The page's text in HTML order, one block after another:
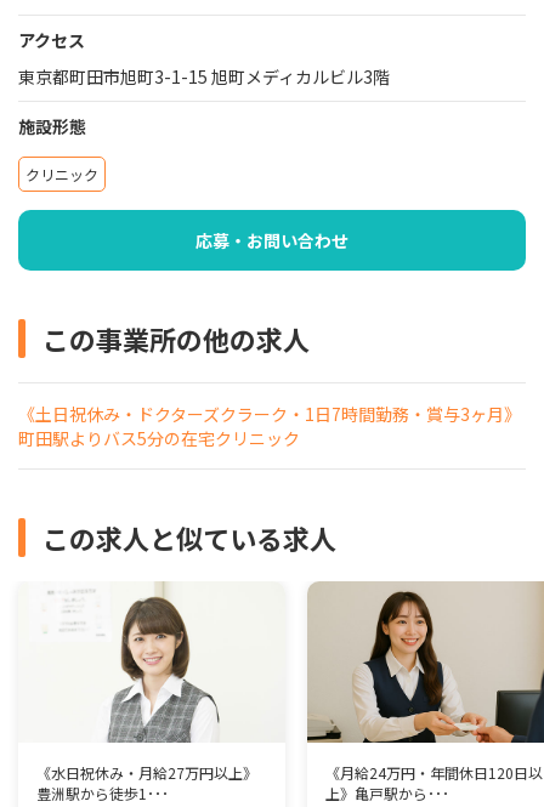
アクセス
東京都町田市旭町3-1-15 旭町メディカルビル3階
施設形態
クリニック
応募・お問い合わせ
この事業所の他の求人
《土日祝休み・ドクターズクラーク・1日7時間勤務・賞与3ヶ月》
町田駅よりバス5分の在宅クリニック
この求人と似ている求人
《水日祝休み・月給27万円以上》
豊洲駅から徒歩1･･･
《月給24万円・年間休日120日以
上》亀戸駅から･･･